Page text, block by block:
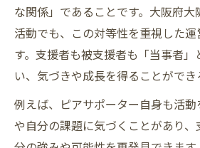
な関係」であることです。大阪府
活動でも、この対等性を重視した
す。支援者も被支援者も「当事者
い、気づきや成長を得ることができ
例えば、ピアサポーター自身も活
や自分の課題に気づくことがあり